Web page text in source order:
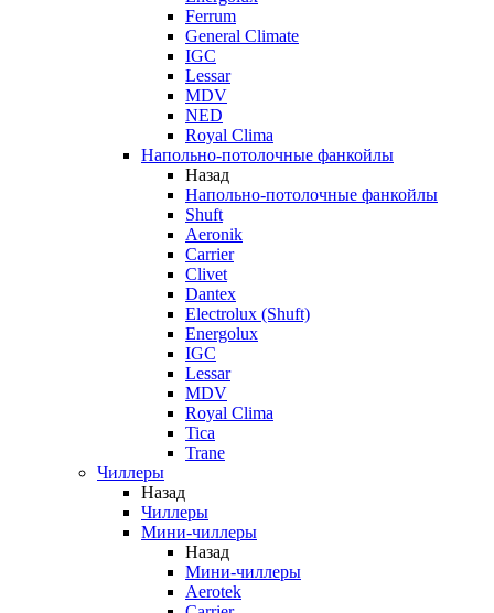
Ferrum
General Climate
IGC
Lessar
MDV
NED
Royal Clima
Напольно-потолочные фанкойлы
Назад
Напольно-потолочные фанкойлы
Shuft
Aeronik
Carrier
Clivet
Dantex
Electrolux (Shuft)
Energolux
IGC
Lessar
MDV
Royal Clima
Tica
Trane
Чиллеры
Назад
Чиллеры
Мини-чиллеры
Назад
Мини-чиллеры
Aerotek